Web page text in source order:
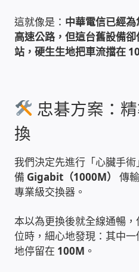
公益贊助、社會貢獻
聯盟合作包商
窗簾 窗飾 丈量安裝
電腦維護合約
電腦租賃方案
捷元電腦 NUC迷你電腦
這就像是： 中華電信已經
高速公路，但這台舊設備
站，硬生生地把車流擋在
忠碁方案：
換
我們決定先進行「心臟手
備 Gigabit（1000M） 傳
專業級交換器。
本以為更換後就全線通暢，
位時，細心地發現：其中
地停留在 100M 。